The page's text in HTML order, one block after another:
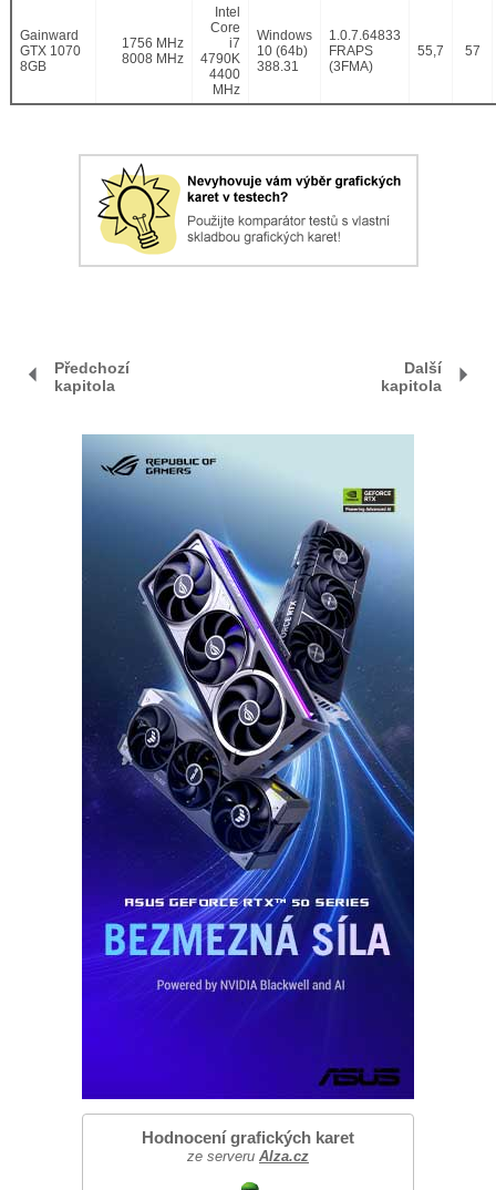
Gainward
GTX 1070
8GB
1756 MHz
8008 MHz
Intel
Core
i7
4790K
4400
MHz
Windows
10 (64b)
388.31
1.0.7.64833
FRAPS
(3FMA)
55,7 57
Předchozí
kapitola
Další
kapitola
Hodnocení grafických karet
ze serveru Alza.cz